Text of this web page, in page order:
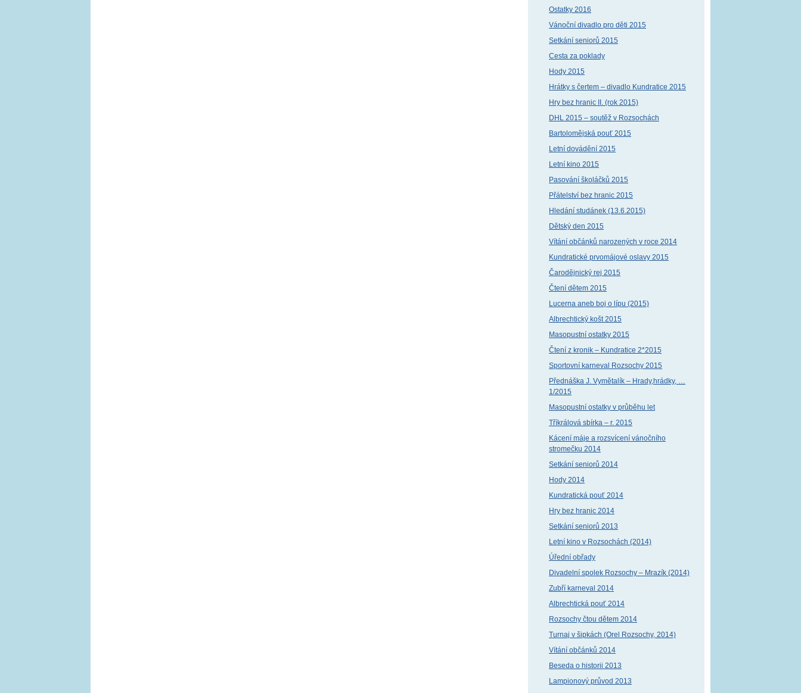
Ostatky 2016
Vánoční divadlo pro děti 2015
Setkání seniorů 2015
Cesta za poklady
Hody 2015
Hrátky s čertem – divadlo Kundratice 2015
Hry bez hranic II. (rok 2015)
DHL 2015 – soutěž v Rozsochách
Bartolomějská pouť 2015
Letní dovádění 2015
Letní kino 2015
Pasování školáčků 2015
Přátelství bez hranic 2015
Hledání studánek (13.6.2015)
Dětský den 2015
Vítání občánků narozených v roce 2014
Kundratické prvomájové oslavy 2015
Čarodějnický rej 2015
Čtení dětem 2015
Lucerna aneb boj o lípu (2015)
Albrechtický košt 2015
Masopustní ostatky 2015
Čtení z kronik – Kundratice 2*2015
Sportovní karneval Rozsochy 2015
Přednáška J. Vymětalík – Hrady,hrádky, …
1/2015
Masopustní ostatky v průběhu let
Tříkrálová sbírka – r. 2015
Kácení máje a rozsvícení vánočního
stromečku 2014
Setkání seniorů 2014
Hody 2014
Kundratická pouť 2014
Hry bez hranic 2014
Setkání seniorů 2013
Letní kino v Rozsochách (2014)
Úřední obřady
Divadelní spolek Rozsochy – Mrazík (2014)
Zubří karneval 2014
Albrechtická pouť 2014
Rozsochy čtou dětem 2014
Turnaj v šipkách (Orel Rozsochy, 2014)
Vítání občánků 2014
Beseda o historii 2013
Lampionový průvod 2013